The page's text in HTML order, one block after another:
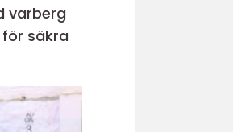
varberg
säkra